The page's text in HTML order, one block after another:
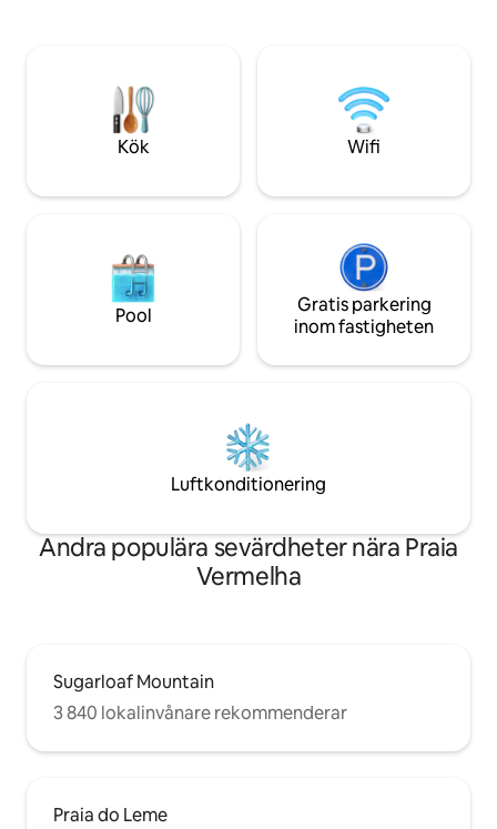
själ, integrerat med naturen och
behagligt för de 5 sinnena. Dörrvakt
dygnet runt
par minuter. Det
för att få tillgång
värva förare.
Kök Wifi
Pool
Gratis parkering
inom fastigheten
Luftkonditionering
Andra populära sevärdheter nära Praia
Vermelha
Sugarloaf Mountain
3 840 lokalinvånare rekommenderar
Praia do Leme